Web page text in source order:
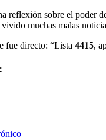
reflexión sobre el poder
muchas malas
fue directo: “Lista 4415,